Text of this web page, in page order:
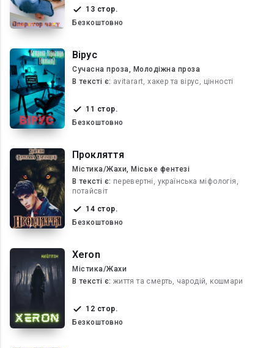
13 стор.
Безкоштовно
Вірус
Сучасна проза, Молодіжна проза
В текcті є: avitarart, хакер та вірус, цінності
11 стор.
Безкоштовно
Прокляття
Містика/Жахи, Міське фентезі
В текcті є: перевертні, українська міфологія,
потайсвіт
14 стор.
Безкоштовно
Xeron
Містика/Жахи
В текcті є: життя та смерть, чародій, кошмари
12 стор.
Безкоштовно